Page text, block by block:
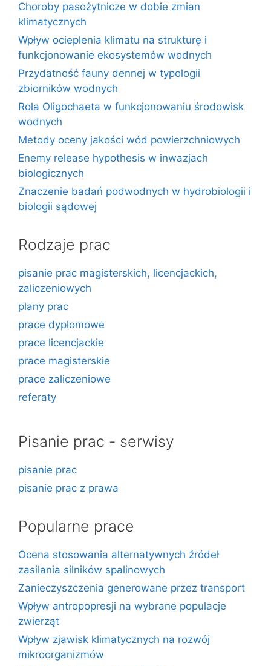
Choroby pasożytnicze w dobie zmian
klimatycznych
Wpływ ocieplenia klimatu na strukturę i
funkcjonowanie ekosystemów wodnych
Przydatność fauny dennej w typologii
zbiorników wodnych
Rola Oligochaeta w funkcjonowaniu środowisk
wodnych
Metody oceny jakości wód powierzchniowych
Enemy release hypothesis w inwazjach
biologicznych
Znaczenie badań podwodnych w hydrobiologii i
biologii sądowej
Rodzaje prac
pisanie prac magisterskich, licencjackich,
zaliczeniowych
plany prac
prace dyplomowe
prace licencjackie
prace magisterskie
prace zaliczeniowe
referaty
Pisanie prac - serwisy
pisanie prac
pisanie prac z prawa
Popularne prace
Ocena stosowania alternatywnych źródeł
zasilania silników spalinowych
Zanieczyszczenia generowane przez transport
Wpływ antropopresji na wybrane populacje
zwierząt
Wpływ zjawisk klimatycznych na rozwój
mikroorganizmów